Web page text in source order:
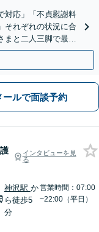
対応」「不貞慰謝料
それぞれの状況に合
まと二人三脚で最適
ールで面談予約
インタビューを見
る
神沢駅 か
ら徒歩5
分
営業時間：07:00
~22:00（平日）